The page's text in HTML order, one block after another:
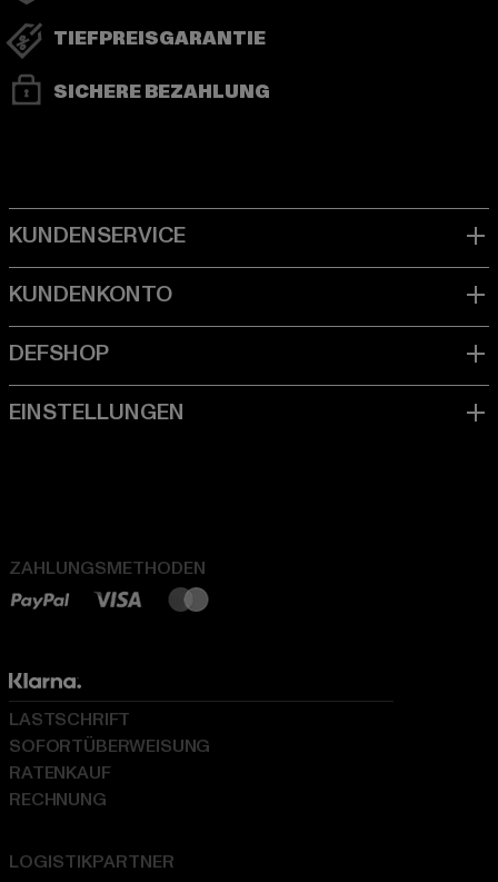
TIEFPREISGARANTIE
SICHERE BEZAHLUNG
ZAHLUNGSMETHODEN
LOGISTIKPARTNER
LASTSCHRIFT
SOFORTÜBERWEISUNG
RATENKAUF
RECHNUNG